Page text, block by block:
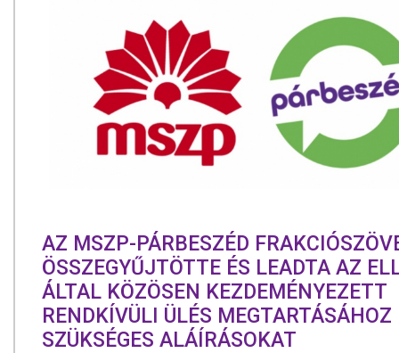
AZ MSZP-PÁRBESZÉD
ÖSSZEGYŰJTÖTTE ÉS LEADTA AZ
ÁLTAL KÖZÖSEN KEZDEMÉNYEZETT
RENDKÍVÜLI ÜLÉS MEGTARTÁSÁHOZ
SZÜKSÉGES ALÁÍRÁSOKAT